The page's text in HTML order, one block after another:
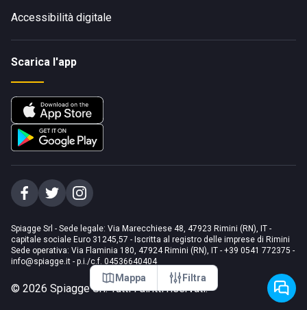
Mappa Filtra
Accessibilità digitale
Scarica l'app
Spiagge Srl - Sede legale: Via Marecchiese 48, 47923 Rimini (RN), IT -
capitale sociale Euro 31245,57 - Iscritta al registro delle imprese di Rimini
Sede operativa: Via Flaminia 180, 47924 Rimini (RN), IT - +39 0541 772375 -
info@spiagge.it - p.i./c.f. 04536640404
© 2026 Spiagge Srl. Tutti i diritti riservati.